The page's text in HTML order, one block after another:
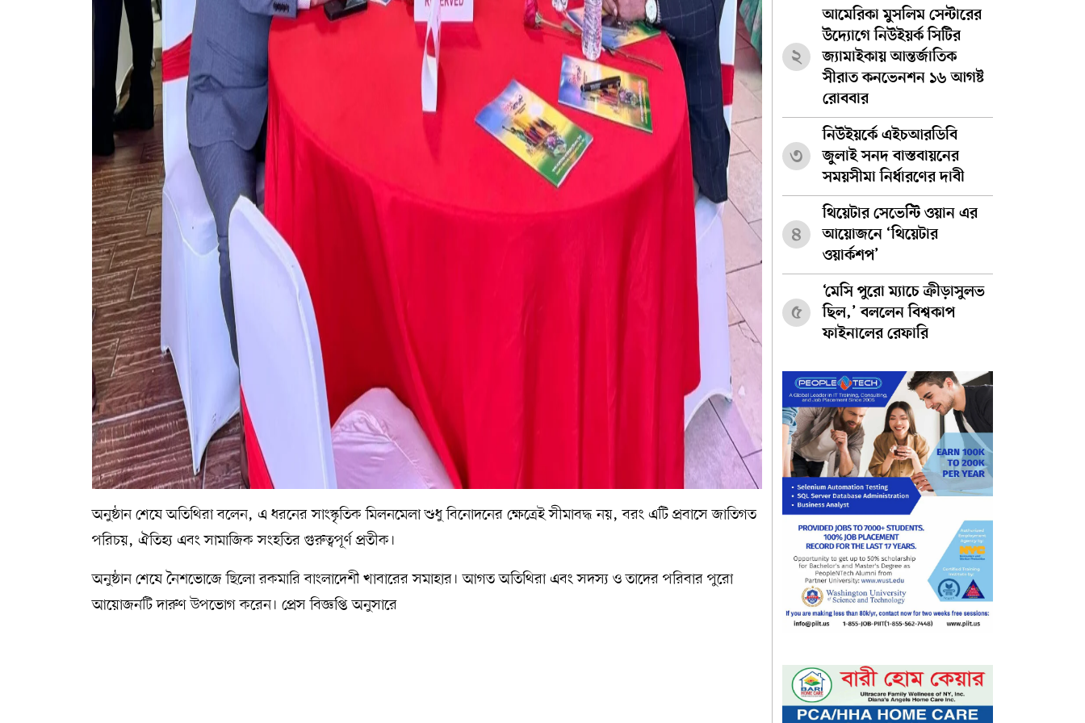
অনুষ্ঠান শেষে অতিথিরা বলেন, এ ধরনের সাংস্কৃতিক মিলনমেলা শুধু বিনোদনের ক্ষেত্রেই সীমাবদ্ধ নয়, বরং এটি প্রবাসে জাতিগত
পরিচয়, ঐতিহ্য এবং সামাজিক সংহতির গুরুত্বপূর্ণ প্রতীক।
অনুষ্ঠান শেষে নৈশভোজে ছিলো রকমারি বাংলাদেশী খাবারের সমাহার। আগত অতিথিরা এবং সদস‍্য ও তাদের পরিবার পুরো
আয়োজনটি দারুণ উপভোগ করেন। প্রেস বিজ্ঞপ্তি অনুসারে
২
আমেরিকা মুসলিম সেন্টারের
উদ্যোগে নিউইয়র্ক সিটির
জ্যামাইকায় আন্তর্জাতিক
সীরাত কনভেনশন ১৬ আগষ্ট
রোববার
৩
নিউইয়র্কে এইচআরডিবি
জুলাই সনদ বাস্তবায়নের
সময়সীমা নির্ধারণের দাবী
৪
থিয়েটার সেভেন্টি ওয়ান এর
আয়োজনে ‘থিয়েটার
ওয়ার্কশপ’
৫
‘মেসি পুরো ম্যাচে ক্রীড়াসুলভ
ছিল,’ বললেন বিশ্বকাপ
ফাইনালের রেফারি